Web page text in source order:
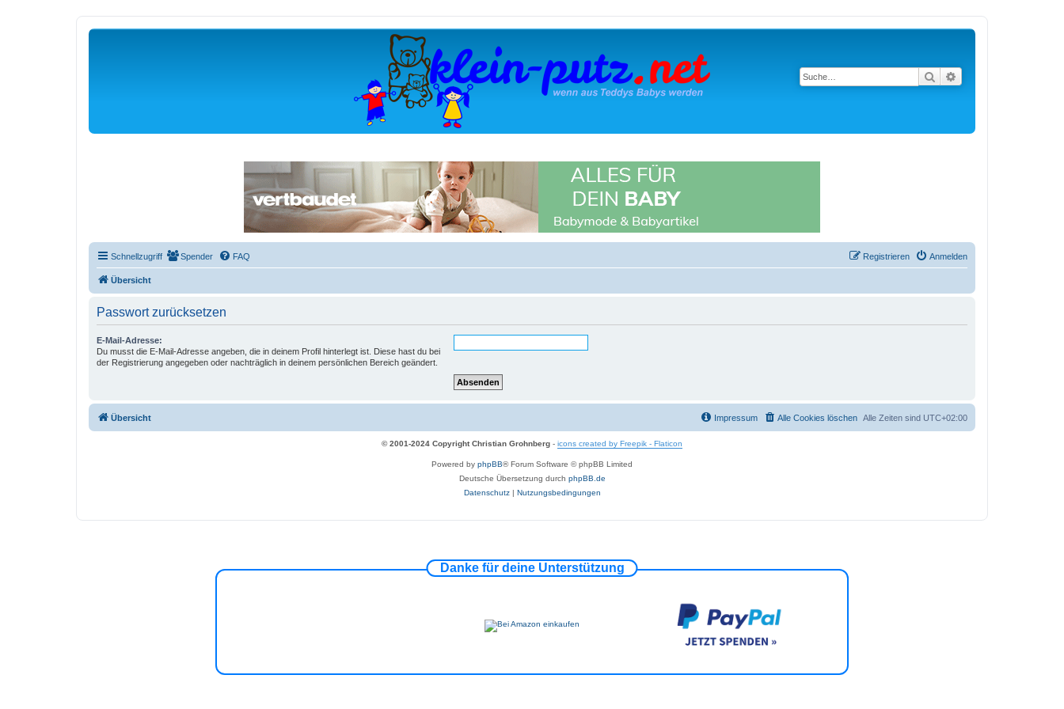
Suche
Schnellzugriff Spender FAQ Anmelden
Registrieren
Übersicht
Passwort zurücksetzen
E-Mail-Adresse:
Du musst die E-Mail-Adresse angeben, die in deinem Profil hinterlegt ist. Diese hast du bei
der Registrierung angegeben oder nachträglich in deinem persönlichen Bereich geändert.
Übersicht Alle Zeiten sind UTC+02:00
Alle Cookies löschen
Impressum
© 2001-2024 Copyright Christian Grohnberg - icons created by Freepik - Flaticon
Powered by phpBB® Forum Software © phpBB Limited
Deutsche Übersetzung durch phpBB.de
Datenschutz| Nutzungsbedingungen
Danke für deine Unterstützung